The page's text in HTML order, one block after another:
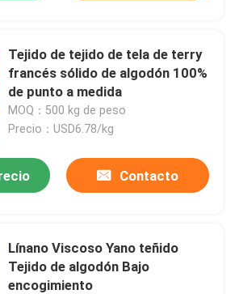
tejido de tejido de tejido de
tejido de tejido de tejido de
tejido de tejido de tejido de
tejido de tejido de tejido de
tejido de tejido de tejido de
tejido de tejido de tejido de
tejido de tejido de
Tejido de tejido de tela de terry
francés sólido de algodón 100%
de punto a medida
MOQ：500 kg de peso
Precio：USD6.78/kg
Contacto
Línano Viscoso Yano teñido
Tejido de algodón Bajo
encogimiento